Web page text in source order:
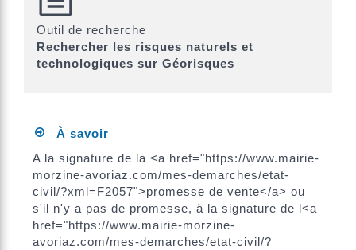
Outil de recherche
Rechercher les risques naturels et
technologiques sur Géorisques
À savoir
A la signature de la <a href="https://www.mairie-
morzine-avoriaz.com/mes-demarches/etat-
civil/?xml=F2057">promesse de vente</a> ou
s'il n'y a pas de promesse, à la signature de l<a
href="https://www.mairie-morzine-
avoriaz.com/mes-demarches/etat-civil/?